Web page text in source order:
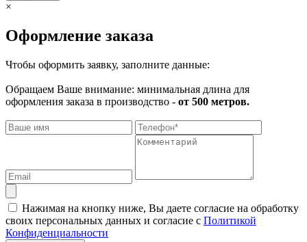
×
Оформление заказа
Чтобы оформить заявку, заполните данные:
Обращаем Ваше внимание: минимальная длина для
оформления заказа в производство - от 500 метров.
Нажимая на кнопку ниже, Вы даете согласие на обработку
своих персональных данных и согласие с Политикой
Конфиденциальности